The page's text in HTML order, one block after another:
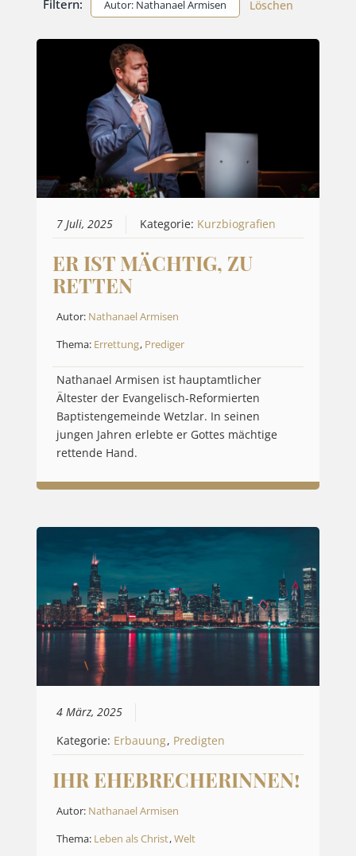
Filtern: Autor: Nathanael Armisen Löschen
7 Juli, 2025 Kategorie: Kurzbiografien
ER IST MÄCHTIG, ZU
RETTEN
Autor: Nathanael Armisen
Thema: Errettung, Prediger
Nathanael Armisen ist hauptamtlicher
Ältester der Evangelisch-Reformierten
Baptistengemeinde Wetzlar. In seinen
jungen Jahren erlebte er Gottes mächtige
rettende Hand.
4 März, 2025
Kategorie: Erbauung, Predigten
IHR EHEBRECHERINNEN!
Autor: Nathanael Armisen
Thema: Leben als Christ,Welt